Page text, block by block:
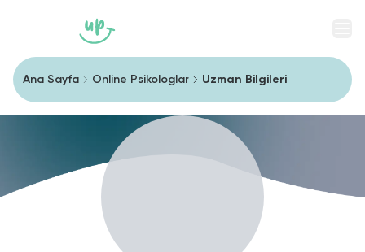
Ana Sayfa Online Psikologlar Uzman Bilgileri